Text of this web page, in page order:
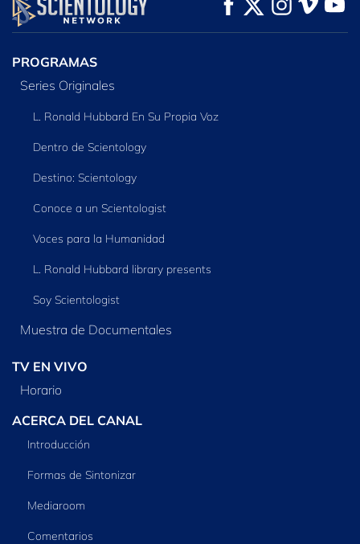
SERIES
PROGRAMAS
Series Originales
L. Ronald Hubbard En Su Propia Voz
Dentro de Scientology
Destino: Scientology
Conoce a un Scientologist
Voces para la Humanidad
L. Ronald Hubbard library presents
Soy Scientologist
Muestra de Documentales
TV EN VIVO
Horario
ACERCA DEL CANAL
Introducción
Formas de Sintonizar
Mediaroom
Comentarios